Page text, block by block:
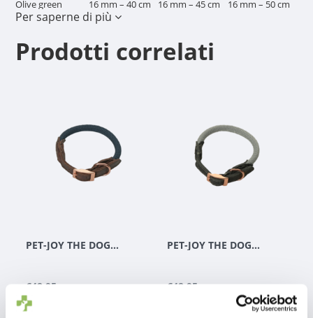
Olive green
16 mm – 40 cm 16 mm – 45 cm 16 mm – 50 cm
Per saperne di più
Prodotti correlati
PET-JOY THE DOGGYWALKER COLLARE NAVY BLUE
€42,95
Escl.
spedizione
PET-JOY THE DOGGYWALKER COLLARE SILVER GREY
€42,95